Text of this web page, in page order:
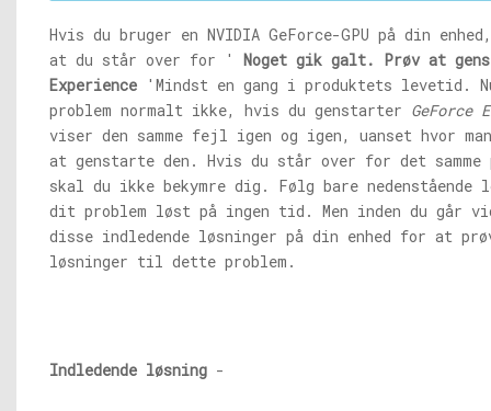
Hvis du bruger en NVIDIA GeForce-GPU på din
at du står over for ' Noget gik galt. Prøv at
Experience 'Mindst en gang i produktets levetid.
problem normalt ikke, hvis du genstarter GeForce
viser den samme fejl igen og igen, uanset hvor
at genstarte den. Hvis du står over for det
skal du ikke bekymre dig. Følg bare
dit problem løst på ingen tid. Men inden du går
disse indledende løsninger på din enhed for at
løsninger til dette problem.
Indledende løsning -